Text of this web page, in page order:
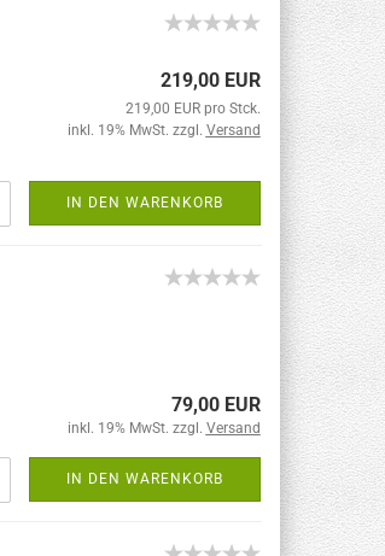
219,00 EUR
219,00 EUR pro Stck.
inkl. 19% MwSt. zzgl. Versand
IN DEN WARENKORB
79,00 EUR
inkl. 19% MwSt. zzgl. Versand
IN DEN WARENKORB